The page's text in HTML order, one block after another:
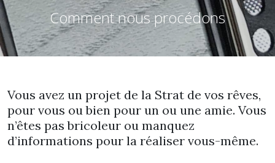
Comment nous procédons
Vous avez un projet de la Strat de vos rêves,
pour vous ou bien pour un ou une amie. Vous
n’êtes pas bricoleur ou manquez
d’informations pour la réaliser vous-même.